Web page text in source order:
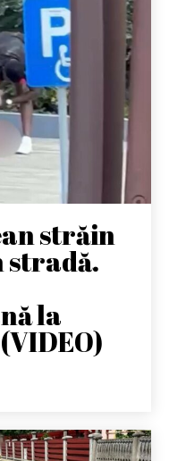
străin
stradă.
la